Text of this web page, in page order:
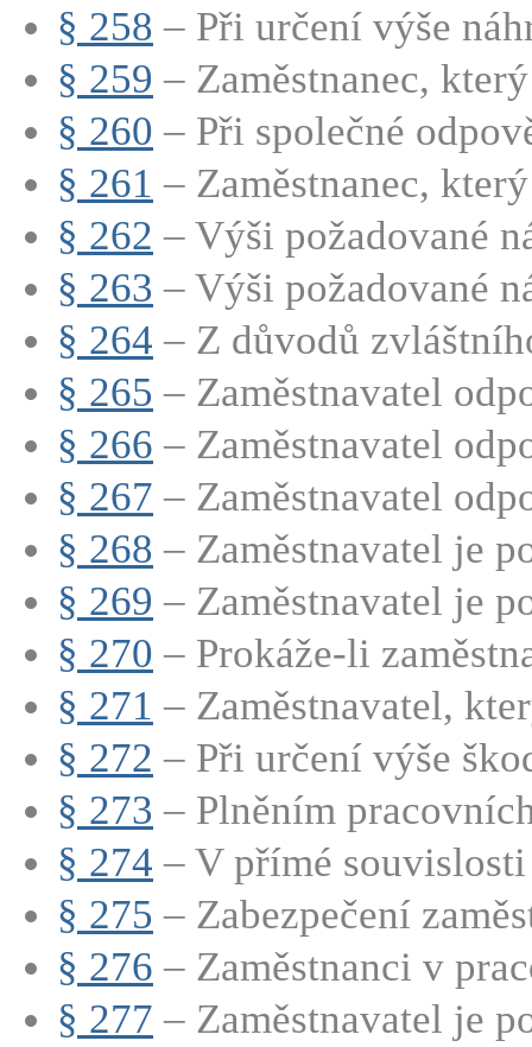
§ 258 – Při určení výše
§ 259 – Zaměstnanec,
§ 260 – Při společné
§ 261 – Zaměstnanec,
§ 262 – Výši požadované
§ 263 – Výši požadované
§ 264 – Z důvodů
§ 265 – Zaměstnavatel
§ 266 – Zaměstnavatel
§ 267 – Zaměstnavatel
§ 268 – Zaměstnavatel je
§ 269 – Zaměstnavatel je
§ 270 – Prokáže-li
§ 271 – Zaměstnavatel,
§ 272 – Při určení výše
§ 273 – Plněním
§ 274 – V přímé
§ 275 – Zabezpečení
§ 276 – Zaměstnanci v
§ 277 – Zaměstnavatel je